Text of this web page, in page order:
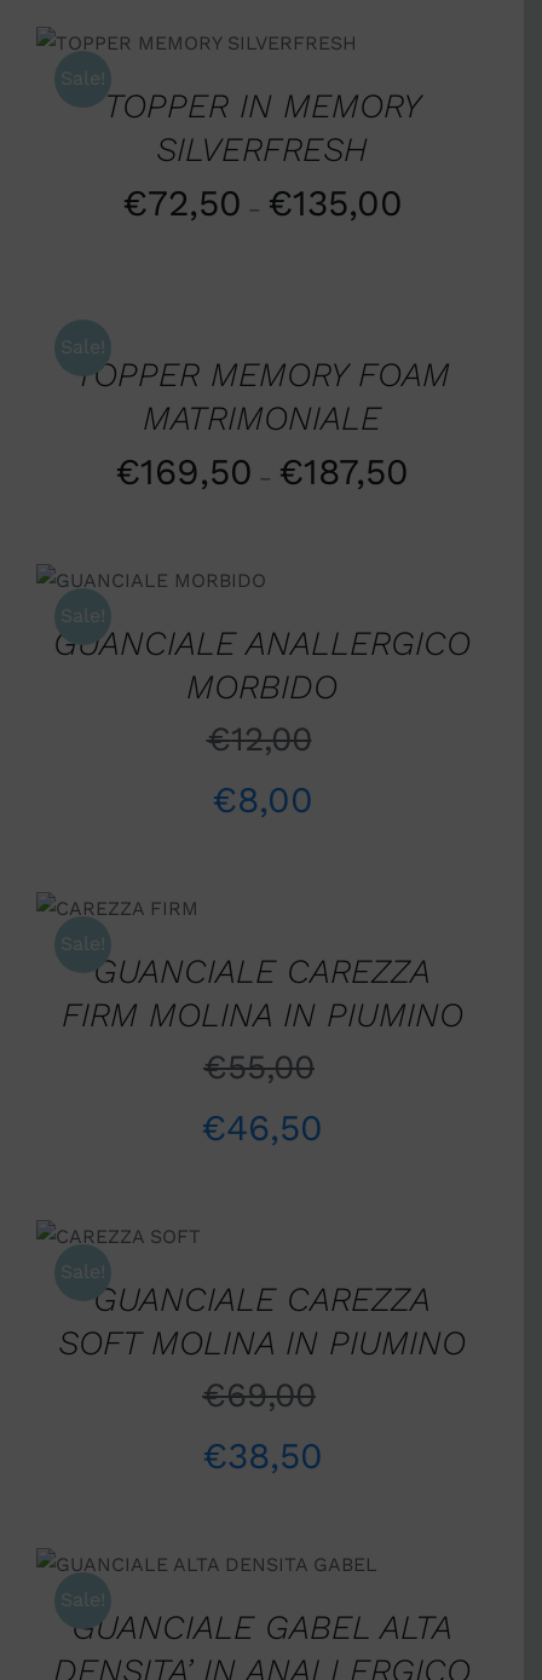
Sale!
SCEGLI
/
DETTAGLI
TOPPER IN MEMORY
SILVERFRESH
€72,50 – €135,00
Sale!
DETTAGLI
TOPPER MEMORY FOAM
MATRIMONIALE
€169,50 – €187,50
Sale!
CARRELLO
/
DETTAGLI
GUANCIALE ANALLERGICO
MORBIDO
€12,00
€8,00
Sale!
CARRELLO
DETTAGLI
GUANCIALE CAREZZA
FIRM MOLINA IN PIUMINO
€55,00
€46,50
Sale!
CARRELLO
DETTAGLI
GUANCIALE CAREZZA
SOFT MOLINA IN PIUMINO
€69,00
€38,50
Sale!
AGGIUNGI AL CARRELLO
/
DETTAGLI
GUANCIALE GABEL ALTA
DENSITA’ IN ANALLERGICO